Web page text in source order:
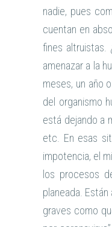
nadie, pues
cuentan en
fines altruistas.
amenazar a la
meses, un año
del organismo
está dejando a
etc. En esas
impotencia, el
los procesos
planeada.
graves como